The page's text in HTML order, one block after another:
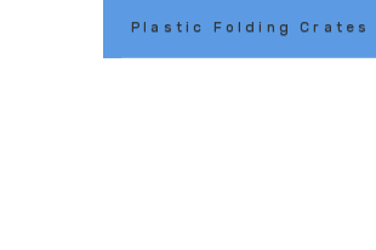
Plastic Folding Crates